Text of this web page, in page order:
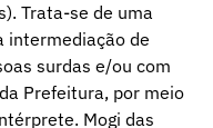
Trata-se de uma
intermediação de
surdas e/ou com
Prefeitura, por meio
Mogi das